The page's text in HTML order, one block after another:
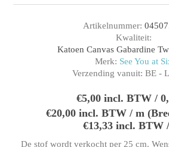
Artikelnummer:
Kwaliteit:
Katoen Canvas Gabardine
Merk: See You at
Verzending vanuit: BE -
€5,00 incl. BTW /
€20,00 incl. BTW / m
€13,33 incl. BTW
De stof wordt verkocht per 25 cm.